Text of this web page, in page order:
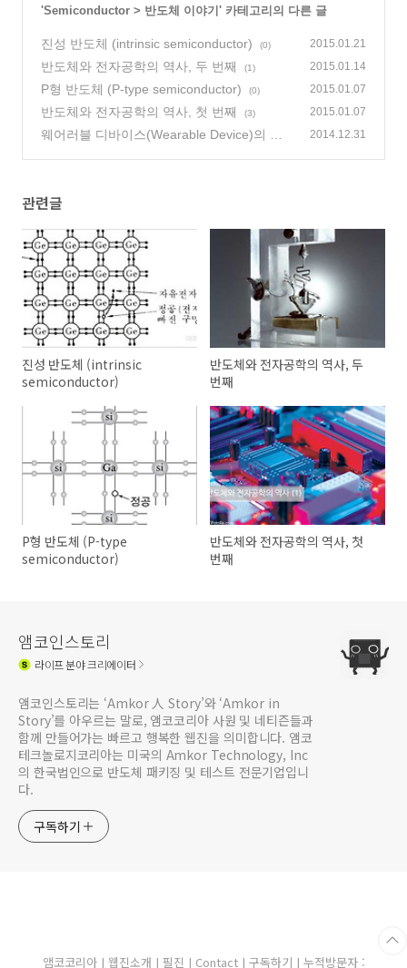
'Semiconductor > 반도체 이야기 ' 카테고리의 다른 글
진성 반도체 (intrinsic semiconductor) (0) 2015.01.21
반도체와 전자공학의 역사, 두 번째 (1) 2015.01.14
P형 반도체 (P-type semiconductor) (0) 2015.01.07
반도체와 전자공학의 역사, 첫 번째 (3) 2015.01.07
웨어러블 디바이스(Wearable Device)의 역
2014.12.31
관련글
진성 반도체 (intrinsic
semiconductor)
반도체와 전자공학의 역사, 두
번째
P형 반도체 (P-type
semiconductor)
반도체와 전자공학의 역사, 첫
번째
앰코인스토리
라이프분야 크리에이터
앰코인스토리는 ‘Amkor 人 Story’와 ‘Amkor in
Story’를 아우르는 말로, 앰코코리아 사원 및 네티즌들과
함께 만들어가는 빠르고 행복한 웹진을 의미합니다. 앰코
테크놀로지코리아는 미국의 Amkor Technology, Inc
의 한국법인으로 반도체 패키징 및 테스트 전문기업입니
다.
구독하기
앰코코리아| 웹진소개 | 필진 | Contact | 구독하기 | 누적방문자 :